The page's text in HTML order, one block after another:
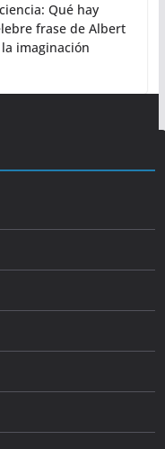
Qué hay
frase de Albert
imaginación